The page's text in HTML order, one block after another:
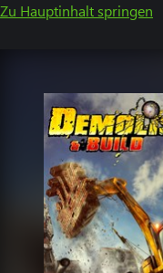
Zu Hauptinhalt springen